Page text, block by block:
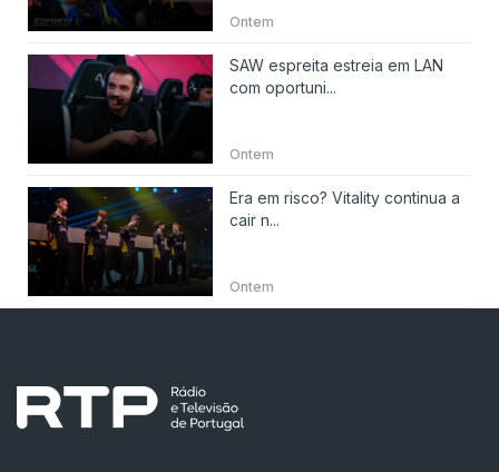
Ontem
SAW espreita estreia em LAN
com oportuni...
Ontem
Era em risco? Vitality continua a
cair n...
Ontem